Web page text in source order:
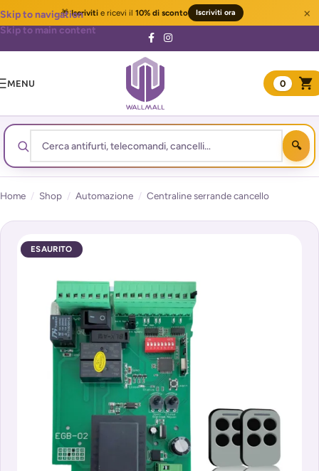
🎁Iscrivitie ricevi il 10% di sconto Iscriviti ora ×
Skip to navigation
Skip to main content
MENU 0
Home / Shop / Automazione / Centraline serrande cancello
ESAURITO